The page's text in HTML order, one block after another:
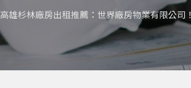
高雄杉林廠房出租推薦：世界廠房物業有限公司！